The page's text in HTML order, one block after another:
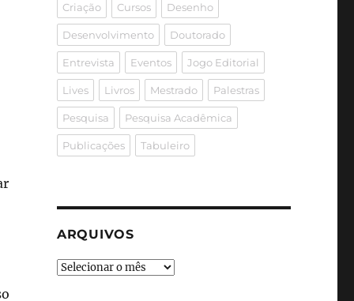
Criação Cursos Desenho
Desenvolvimento Doutorado
Entrevista Eventos Jogo Editorial
Lives Livros Mestrado Palestras
Pesquisa Pesquisa Acadêmica
Publicações Tabuleiro
ARQUIVOS
Arquivos